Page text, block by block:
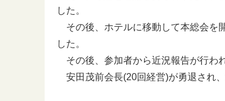
した。
その後、ホテルに移動して本総会を
した。
その後、参加者から近況報告が行わ
安田茂前会長(20回経営)が勇退され